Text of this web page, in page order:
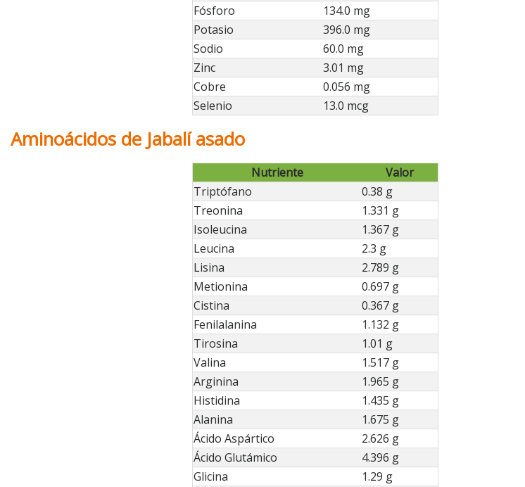
Fósforo
134.0 mg
Potasio
396.0 mg
Sodio
60.0 mg
Zinc
3.01 mg
Cobre
0.056 mg
Selenio
13.0 mcg
Aminoácidos de Jabalí asado
Nutriente
Valor
Triptófano
0.38 g
Treonina
1.331 g
Isoleucina
1.367 g
Leucina
2.3 g
Lisina
2.789 g
Metionina
0.697 g
Cistina
0.367 g
Fenilalanina
1.132 g
Tirosina
1.01 g
Valina
1.517 g
Arginina
1.965 g
Histidina
1.435 g
Alanina
1.675 g
Ácido Aspártico
2.626 g
Ácido Glutámico
4.396 g
Glicina
1.29 g